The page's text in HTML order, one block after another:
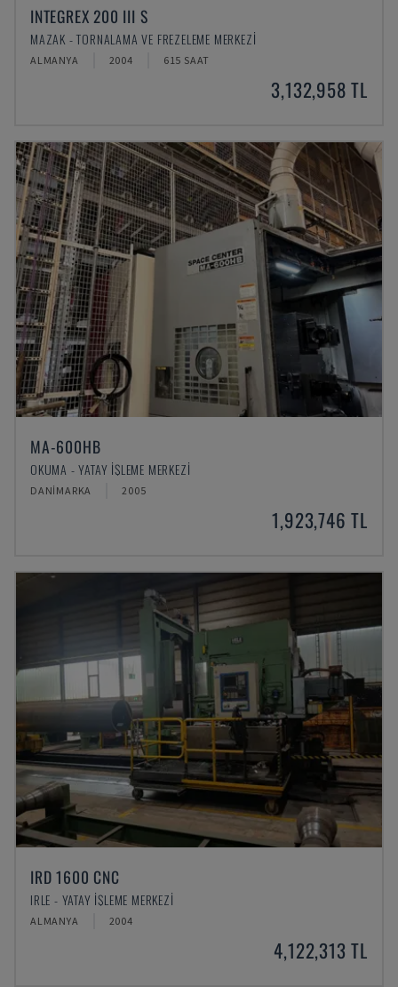
INTEGREX 200 III S
MAZAK - TORNALAMA VE FREZELEME MERKEZI
ALMANYA 2004 615 SAAT
3,132,958 TL
MA-600HB
OKUMA - YATAY İŞLEME MERKEZI
DANIMARKA 2005
1,923,746 TL
IRD 1600 CNC
IRLE - YATAY İŞLEME MERKEZI
ALMANYA 2004
4,122,313 TL